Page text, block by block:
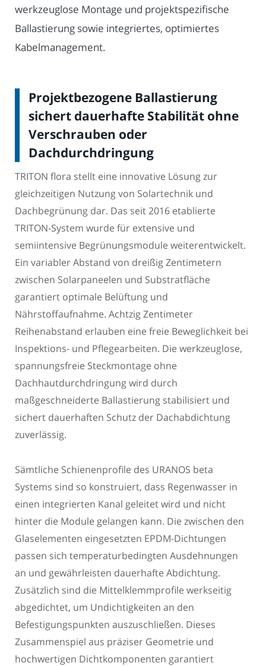
werkzeuglose Montage und projektspezifische
Ballastierung sowie integriertes, optimiertes
Kabelmanagement.
Projektbezogene Ballastierung
sichert dauerhafte Stabilität ohne
Verschrauben oder
Dachdurchdringung
TRITON flora stellt eine innovative Lösung zur
gleichzeitigen Nutzung von Solartechnik und
Dachbegrünung dar. Das seit 2016 etablierte
TRITON-System wurde für extensive und
semiintensive Begrünungsmodule weiterentwickelt.
Ein variabler Abstand von dreißig Zentimetern
zwischen Solarpaneelen und Substratfläche
garantiert optimale Belüftung und
Nährstoffaufnahme. Achtzig Zentimeter
Reihenabstand erlauben eine freie Beweglichkeit bei
Inspektions- und Pflegearbeiten. Die werkzeuglose,
spannungsfreie Steckmontage ohne
Dachhautdurchdringung wird durch
maßgeschneiderte Ballastierung stabilisiert und
sichert dauerhaften Schutz der Dachabdichtung
zuverlässig.
Sämtliche Schienenprofile des URANOS beta
Systems sind so konstruiert, dass Regenwasser in
einen integrierten Kanal geleitet wird und nicht
hinter die Module gelangen kann. Die zwischen den
Glaselementen eingesetzten EPDM-Dichtungen
passen sich temperaturbedingten Ausdehnungen
an und gewährleisten dauerhafte Abdichtung.
Zusätzlich sind die Mittelklemmprofile werkseitig
abgedichtet, um Undichtigkeiten an den
Befestigungspunkten auszuschließen. Dieses
Zusammenspiel aus präziser Geometrie und
hochwertigen Dichtkomponenten garantiert